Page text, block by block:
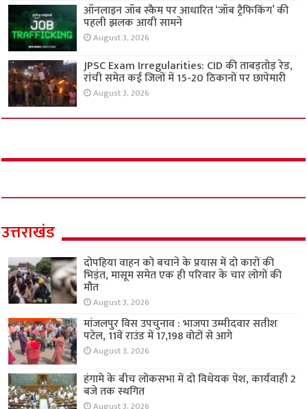
ऑनलाइन जॉब स्कैम पर आधारित ‘जॉब ट्रैफिकिंग’ की
पहली झलक आयी सामने
August 3, 2026
JPSC Exam Irregularities: CID की ताबड़तोड़ रेड,
रांची समेत कई जिलों में 15-20 ठिकानों पर छापेमारी
August 3, 2026
उत्तराखंड
दोपहिया वाहन को बचाने के प्रयास में दो कारों की
भिड़ंत, मासूम समेत एक ही परिवार के चार लोगों की
मौत
August 3, 2026
मांजलपुर विस उपचुनाव : भाजपा उम्मीदवार सतीश
पटेल, 11वें राउंड में 17,198 वोटों से आगे
August 3, 2026
हंगामे के बीच लोकसभा में दो विधेयक पेश, कार्यवाही 2
बजे तक स्थगित